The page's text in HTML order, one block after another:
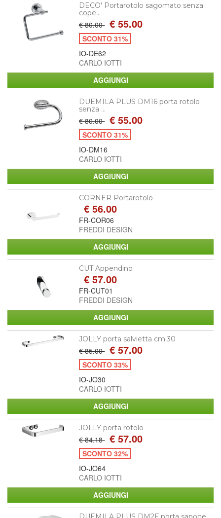
DECO' Portarotolo sagomato senza
cope...
€ 80.00 € 55.00
SCONTO 31%
IO-DE62
CARLO IOTTI
DUEMILA PLUS DM16 porta rotolo
senza ...
€ 80.00 € 55.00
SCONTO 31%
IO-DM16
CARLO IOTTI
CORNER Portarotolo
€ 56.00
FR-COR06
FREDDI DESIGN
CUT Appendino
€ 57.00
FR-CUT01
FREDDI DESIGN
JOLLY porta salvietta cm.30
€ 85.00 € 57.00
SCONTO 33%
IO-JO30
CARLO IOTTI
JOLLY porta rotolo
€ 84.18 € 57.00
SCONTO 32%
IO-JO64
CARLO IOTTI